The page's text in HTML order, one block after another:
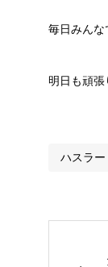
毎日みんな
明日も頑張
ハスラー